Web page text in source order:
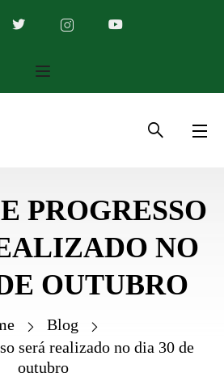
PROGRESSO
NO
OUTUBRO
Blog
será realizado no dia 30 de
outubro